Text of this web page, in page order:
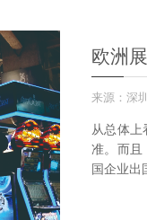
欧洲
来源：深
从总体上
准。而且
国企业出